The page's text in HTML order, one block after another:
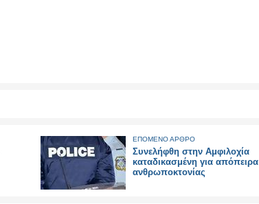
ΕΠΟΜΕΝΟ ΑΡΘΡΟ
Συνελήφθη στην Αμφιλοχία
καταδικασμένη για απόπειρα
ανθρωποκτονίας